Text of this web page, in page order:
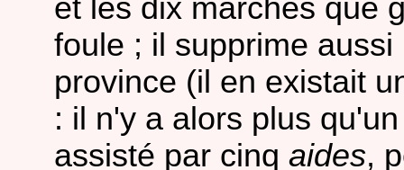
et les dix marches que
foule ; il supprime
province (il en existait
: il n'y a alors plus
assisté par cinq aides,